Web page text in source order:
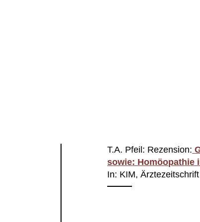
T.A. Pfeil: Rezension:
sowie: Homöopathie
In: KIM,